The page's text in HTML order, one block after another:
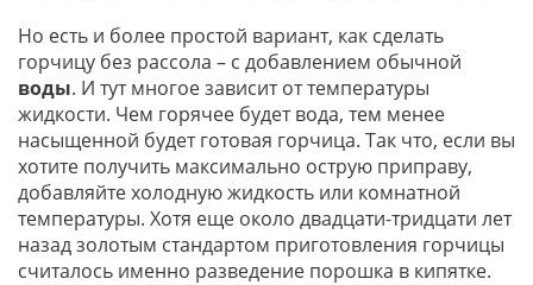
Но есть и более простой вариант, как сделать
горчицу без рассола – с добавлением обычной
воды. И тут многое зависит от температуры
жидкости. Чем горячее будет вода, тем менее
насыщенной будет готовая горчица. Так что, если вы
хотите получить максимально острую приправу,
добавляйте холодную жидкость или комнатной
температуры. Хотя еще около двадцати-тридцати лет
назад золотым стандартом приготовления горчицы
считалось именно разведение порошка в кипятке.